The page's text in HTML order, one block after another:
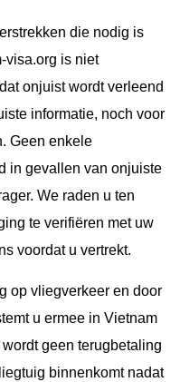
die nodig is
visa.org is niet
onjuist wordt verleend
informatie, noch voor
Geen enkele
in gevallen van onjuiste
We raden u ten
te verifiëren met uw
voordat u vertrekt.
op vliegverkeer en door
u ermee in Vietnam
geen terugbetaling
binnenkomt nadat